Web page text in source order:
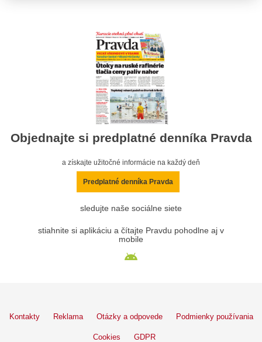
Objednajte si predplatné denníka Pravda
a získajte užitočné informácie na každý deň
Predplatné denníka Pravda
sledujte naše sociálne siete
stiahnite si aplikáciu a čítajte Pravdu pohodlne aj v
mobile
Kontakty Reklama Otázky a odpovede Podmienky používania
Cookies GDPR